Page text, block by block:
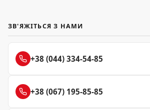
ЗВ'ЯЖІТЬСЯ З НАМИ
+38 (044) 334-54-85
+38 (067) 195-85-85